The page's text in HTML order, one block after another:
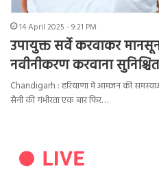
14 April 2025 - 9:21 PM
उपायुक्त सर्वे करवाकर
नवीनीकरण करवाना
Chandigarh : हरियाणा में आमजन की
सैनी की गंभीरता एक बार फिर…